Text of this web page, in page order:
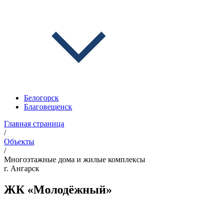
Белогорск
Благовещенск
Главная страница
/
Объекты
/
Многоэтажные дома и жилые комплексы
г. Ангарск
ЖК «Молодёжный»